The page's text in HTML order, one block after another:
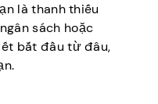
là thanh thiếu
sách hoặc
bắt đầu từ đâu,